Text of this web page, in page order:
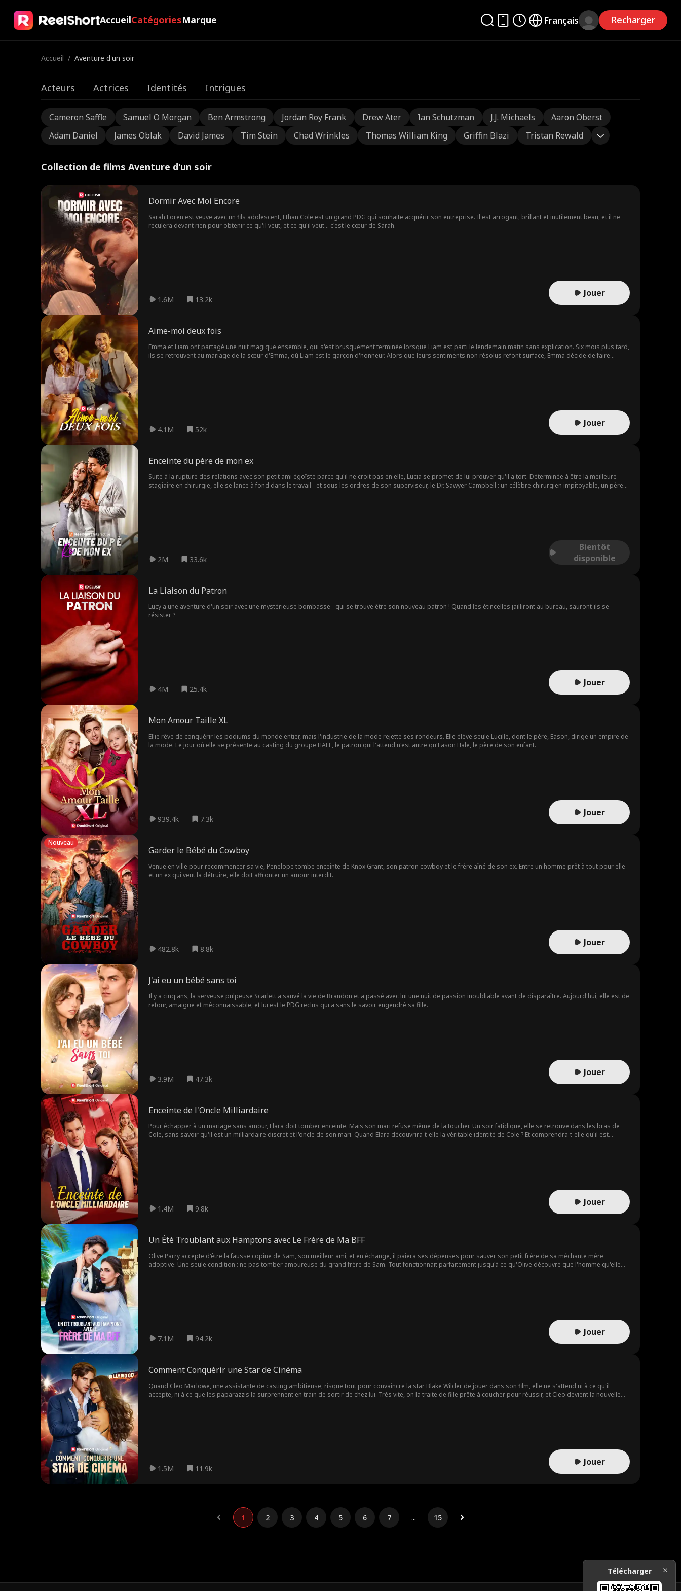
AccueilCatégoriesMarque Français Recharger
Accueil / Aventure d'un soir
Acteurs Actrices Identités Intrigues
Cameron Saffle Samuel O Morgan Ben Armstrong Jordan Roy Frank Drew Ater Ian Schutzman J.J. Michaels
Aaron Oberst
Adam Daniel
James Oblak David James Tim Stein Chad Wrinkles Thomas William King Griffin Blazi Tristan Rewald
Collection de films Aventure d'un soir
Dormir Avec Moi Encore
Sarah Loren est veuve avec un fils adolescent, Ethan Cole est un grand PDG qui souhaite acquérir son entreprise. Il est arrogant, brillant et inutilement beau, et il ne
reculera devant rien pour obtenir ce qu'il veut, et ce qu'il veut… c'est le cœur de Sarah.
1.6M 13.2k
Jouer
Aime-moi deux fois
Emma et Liam ont partagé une nuit magique ensemble, qui s'est brusquement terminée lorsque Liam est parti le lendemain matin sans explication. Six mois plus tard,
ils se retrouvent au mariage de la sœur d'Emma, où Liam est le garçon d'honneur. Alors que leurs sentiments non résolus refont surface, Emma décide de faire
4.1M 52k
Jouer
Enceinte du père de mon ex
Suite à la rupture des relations avec son petit ami égoïste parce qu'il ne croit pas en elle, Lucia se promet de lui prouver qu'il a tort. Déterminée à être la meilleure
stagiaire en chirurgie, elle se lance à fond dans le travail - et sous les ordres de son superviseur, le Dr. Sawyer Campbell : un célèbre chirurgien impitoyable, un père
2M 33.6k
Bientôt
disponible
La Liaison du Patron
Lucy a une aventure d'un soir avec une mystérieuse bombasse - qui se trouve être son nouveau patron ! Quand les étincelles jailliront au bureau, sauront-ils se
résister ?
4M 25.4k
Jouer
Mon Amour Taille XL
Ellie rêve de conquérir les podiums du monde entier, mais l'industrie de la mode rejette ses rondeurs. Elle élève seule Lucille, dont le père, Eason, dirige un empire de
la mode. Le jour où elle se présente au casting du groupe HALE, le patron qui l'attend n'est autre qu'Eason Hale, le père de son enfant.
939.4k 7.3k
Jouer
Nouveau
Garder le Bébé du Cowboy
Venue en ville pour recommencer sa vie, Penelope tombe enceinte de Knox Grant, son patron cowboy et le frère aîné de son ex. Entre un homme prêt à tout pour elle
et un ex qui veut la détruire, elle doit affronter un amour interdit.
482.8k 8.8k
Jouer
J'ai eu un bébé sans toi
Il y a cinq ans, la serveuse pulpeuse Scarlett a sauvé la vie de Brandon et a passé avec lui une nuit de passion inoubliable avant de disparaître. Aujourd'hui, elle est de
retour, amaigrie et méconnaissable, et lui est le PDG reclus qui a sans le savoir engendré sa fille.
3.9M 47.3k
Jouer
Enceinte de l'Oncle Milliardaire
Pour échapper à un mariage sans amour, Elara doit tomber enceinte. Mais son mari refuse même de la toucher. Un soir fatidique, elle se retrouve dans les bras de
Cole, sans savoir qu'il est un milliardaire discret et l'oncle de son mari. Quand Elara découvrira-t-elle la véritable identité de Cole ? Et comprendra-t-elle qu'il est
1.4M 9.8k
Jouer
Un Été Troublant aux Hamptons avec Le Frère de Ma BFF
Olive Parry accepte d'être la fausse copine de Sam, son meilleur ami, et en échange, il paiera ses dépenses pour sauver son petit frère de sa méchante mère
adoptive. Une seule condition : ne pas tomber amoureuse du grand frère de Sam. Tout fonctionnait parfaitement jusqu'à ce qu'Olive découvre que l'homme qu'elle
7.1M 94.2k
Jouer
Comment Conquérir une Star de Cinéma
Quand Cleo Marlowe, une assistante de casting ambitieuse, risque tout pour convaincre la star Blake Wilder de jouer dans son film, elle ne s'attend ni à ce qu'il
accepte, ni à ce que les paparazzis la surprennent en train de sortir de chez lui. Très vite, on la traite de fille prête à coucher pour réussir, et Cleo devient la nouvelle
1.5M 11.9k
Jouer
1 2 3 4 5 6 7 ... 15
Télécharger